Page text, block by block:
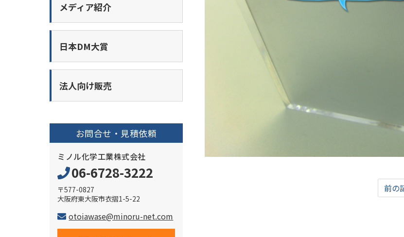
前の
メディア紹介
日本DM大賞
法人向け販売
お問合せ・見積依頼
ミノル化学工業株式会社
06-6728-3222
〒577-0827
大阪府東大阪市衣摺1-5-22
otoiawase@minoru-net.com